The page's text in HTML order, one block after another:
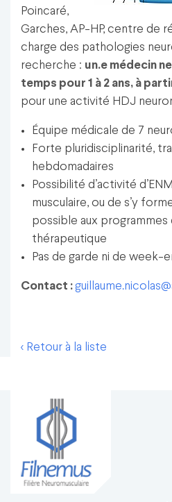
Poincaré,
Garches, AP-HP, centre de
charge des pathologies
recherche : un.e médecin
temps pour 1 à 2 ans, à
pour une activité HDJ
Équipe médicale de 7
Forte pluridisciplinarité,
hebdomadaires
Possibilité d’activité
musculaire, ou de s’y
possible aux programmes
thérapeutique
Pas de garde ni de week-
Contact :
< Retour à la liste